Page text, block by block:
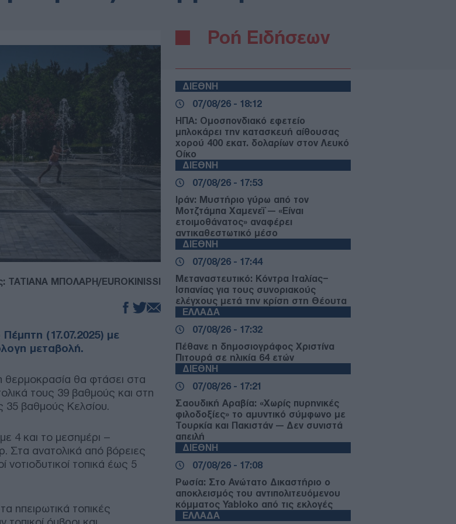
TATIANA ΜΠΟΛΑΡΗ/EUROKINISSI
Πέμπτη (17.07.2025) με
μεταβολή.
θα φτάσει στα
τους 39 βαθμούς και στη
35 βαθμούς Κελσίου.
4 και το μεσημέρι –
Στα ανατολικά από βόρειες
νοτιοδυτικοί τοπικά έως 5
ηπειρωτικά τοπικές
Ροή Ειδήσεων
ΔΙΕΘΝΗ
07/08/26 - 18:12
ΗΠΑ: Ομοσπονδιακό εφετείο
μπλοκάρει την κατασκευή αίθουσας
χορού 400 εκατ. δολαρίων στον Λευκό
Οίκο
ΔΙΕΘΝΗ
07/08/26 - 17:53
Ιράν: Μυστήριο γύρω από τον
Μοτζτάμπα Χαμενεΐ — «Είναι
ετοιμοθάνατος» αναφέρει
αντικαθεστωτικό μέσο
ΔΙΕΘΝΗ
07/08/26 - 17:44
Μεταναστευτικό: Κόντρα Ιταλίας–
Ισπανίας για τους συνοριακούς
ελέγχους μετά την κρίση στη Θέουτα
ΕΛΛΑΔΑ
07/08/26 - 17:32
Πέθανε η δημοσιογράφος Χριστίνα
Πιτουρά σε ηλικία 64 ετών
ΔΙΕΘΝΗ
07/08/26 - 17:21
Σαουδική Αραβία: «Χωρίς πυρηνικές
φιλοδοξίες» το αμυντικό σύμφωνο με
Τουρκία και Πακιστάν — Δεν συνιστά
απειλή
ΔΙΕΘΝΗ
07/08/26 - 17:08
Ρωσία: Στο Ανώτατο Δικαστήριο ο
αποκλεισμός του αντιπολιτευόμενου
κόμματος Yabloko από τις εκλογές
ΕΛΛΑΔΑ